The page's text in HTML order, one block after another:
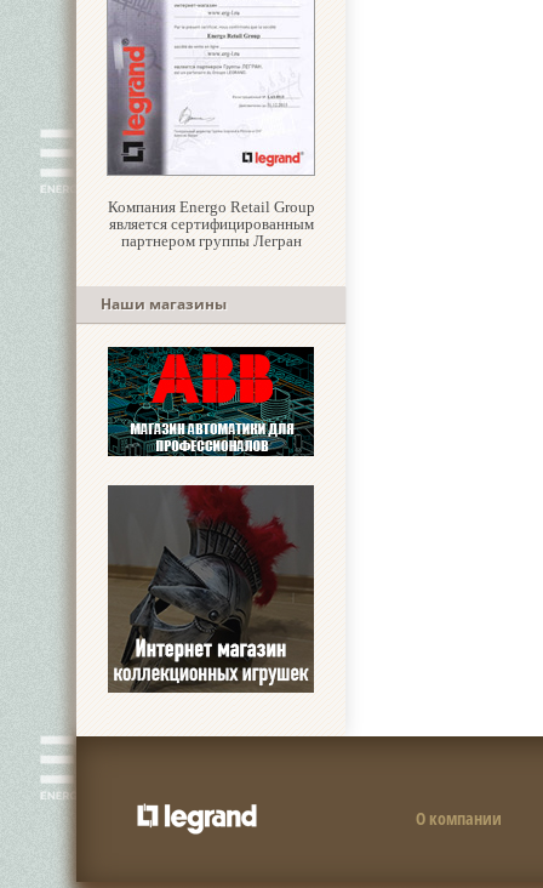
Компания Energo Retail Group
является сертифицированным
партнером группы Легран
Наши магазины
О компании